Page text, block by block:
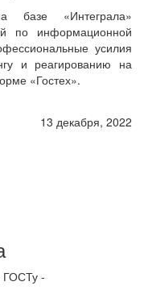
«Интеграла»
по информационной
усилия
и реагированию на
«Гостех».
13 декабря, 2022
ГОСТу -